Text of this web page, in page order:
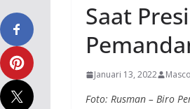
Saat
Januari 13, 2022
Foto: Rusman – Biro